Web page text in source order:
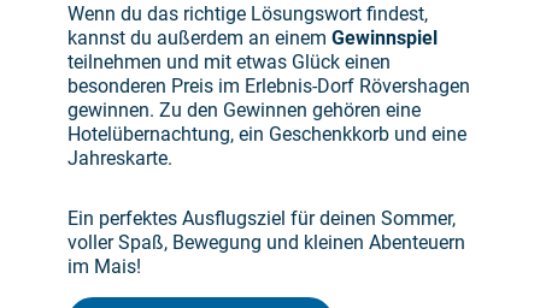
Wenn du das richtige Lösungswort findest,
kannst du außerdem an einem Gewinnspiel
teilnehmen und mit etwas Glück einen
besonderen Preis im Erlebnis-Dorf Rövershagen
gewinnen. Zu den Gewinnen gehören eine
Hotelübernachtung, ein Geschenkkorb und eine
Jahreskarte.
Ein perfektes Ausflugsziel für deinen Sommer,
voller Spaß, Bewegung und kleinen Abenteuern
im Mais!